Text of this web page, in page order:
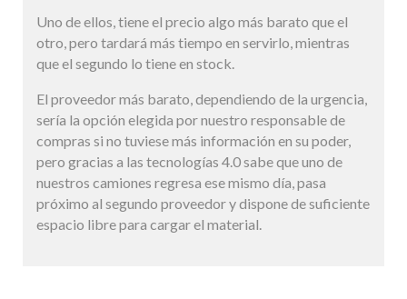
Uno de ellos, tiene el precio algo más barato que el
otro, pero tardará más tiempo en servirlo, mientras
que el segundo lo tiene en stock.
El proveedor más barato, dependiendo de la urgencia,
sería la opción elegida por nuestro responsable de
compras si no tuviese más información en su poder,
pero gracias a las tecnologías 4.0 sabe que uno de
nuestros camiones regresa ese mismo día, pasa
próximo al segundo proveedor y dispone de suficiente
espacio libre para cargar el material.